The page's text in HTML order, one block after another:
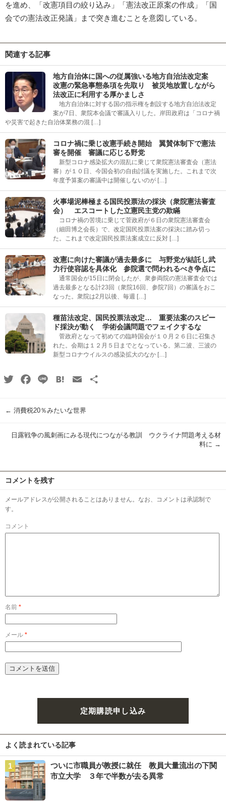
を進め、「改憲項目の絞り込み」「憲法改正原案の作成」「国
会での憲法改正発議」まで突き進むことを意図している。
関連する記事
地方自治体に国への従属強いる地方自治法改定案
改憲の緊急事態条項を先取り 被災地放置しながら
法改正に利用する厚かましさ
地方自治体に対する国の指示権を創設する地方自治法改定
案が7日、衆院本会議で審議入りした。岸田政府は「コロナ禍
や災害で起きた自治体業務の混 […]
コロナ禍に乗じ改憲手続き開始 翼賛体制下で憲法
審を開催 審議に応じる野党
新型コロナ感染拡大の混乱に乗じて衆院憲法審査会（憲法
審）が１０日、今国会初の自由討議を実施した。これまで次
年度予算案の審議中は開催しないのが […]
火事場泥棒極まる国民投票法の採決（衆院憲法審査
会） エスコートした立憲民主党の欺瞞
コロナ禍の苦境に乗じて菅政府が６日の衆院憲法審査会
（細田博之会長）で、改定国民投票法案の採決に踏み切っ
た。これまで改定国民投票法案成立に反対 […]
改憲に向けた審議が過去最多に 与野党が結託し武
力行使容認を具体化 参院選で問われるべき争点に
通常国会が15日に閉会したが、衆参両院の憲法審査会では
過去最多となる計23回（衆院16回、参院7回）の審議をおこ
なった。衆院は2月以後、毎週 […]
種苗法改定、国民投票法改定… 重要法案のスピー
ド採決が動く 学術会議問題でフェイクするな
菅政府となって初めての臨時国会が１０月２６日に召集さ
れた。会期は１２月５日までとなっている。第二波、三波の
新型コロナウイルスの感染拡大のなか […]
TwitterFacebook
Line HatenaEmail
← 消費税20％みたいな世界
日露戦争の風刺画にみる現代につながる教訓 ウクライナ問題考える材
料に →
コメントを残す
メールアドレスが公開されることはありません。なお、コメントは承認制で
す。
コメント
名前 *
メール *
定期購読申し込み
よく読まれている記事
ついに市職員が教授に就任 教員大量流出の下関
市立大学 ３年で半数が去る異常